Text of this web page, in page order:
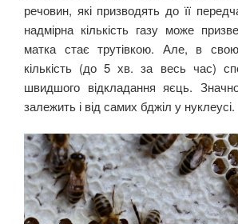
речовин, які призводять до її
надмірна кількість газу може
матка стає трутівкою. Але, в
кількість (до 5 хв. за весь час)
швидшого відкладання яєць.
залежить і від самих бджіл у нуклеусі.